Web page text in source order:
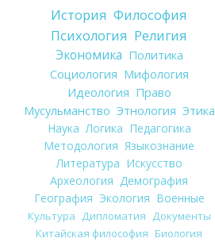
История Философия
Психология Религия
Экономика Политика
Социология Мифология
Идеология Право
Мусульманство Этнология Этика
Наука Логика Педагогика
Методология Языкознание
Литература Искусство
Археология Демография
География Экология Военные
Культура Дипломатия Документы
Китайская философия Биология